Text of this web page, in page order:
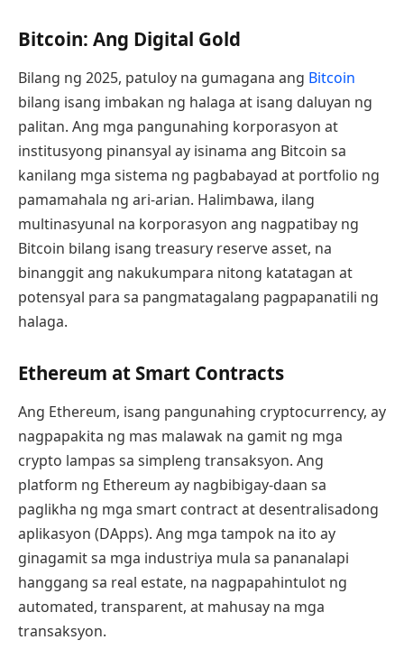
Bitcoin: Ang Digital Gold
Bilang ng 2025, patuloy na gumagana ang Bitcoin
bilang isang imbakan ng halaga at isang daluyan ng
palitan. Ang mga pangunahing korporasyon at
institusyong pinansyal ay isinama ang Bitcoin sa
kanilang mga sistema ng pagbabayad at portfolio ng
pamamahala ng ari-arian. Halimbawa, ilang
multinasyunal na korporasyon ang nagpatibay ng
Bitcoin bilang isang treasury reserve asset, na
binanggit ang nakukumpara nitong katatagan at
potensyal para sa pangmatagalang pagpapanatili ng
halaga.
Ethereum at Smart Contracts
Ang Ethereum, isang pangunahing cryptocurrency, ay
nagpapakita ng mas malawak na gamit ng mga
crypto lampas sa simpleng transaksyon. Ang
platform ng Ethereum ay nagbibigay-daan sa
paglikha ng mga smart contract at desentralisadong
aplikasyon (DApps). Ang mga tampok na ito ay
ginagamit sa mga industriya mula sa pananalapi
hanggang sa real estate, na nagpapahintulot ng
automated, transparent, at mahusay na mga
transaksyon.